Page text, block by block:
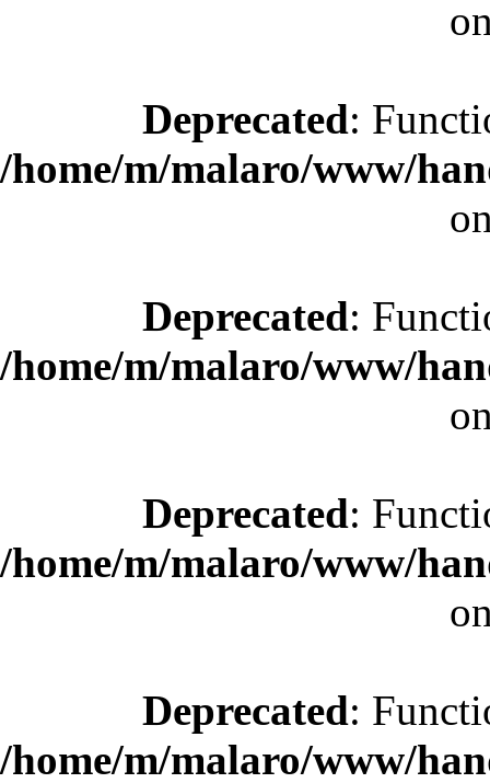
Deprecated:
/home/m/malaro/www/
Deprecated:
/home/m/malaro/www/
Deprecated:
/home/m/malaro/www/
Deprecated:
/home/m/malaro/www/